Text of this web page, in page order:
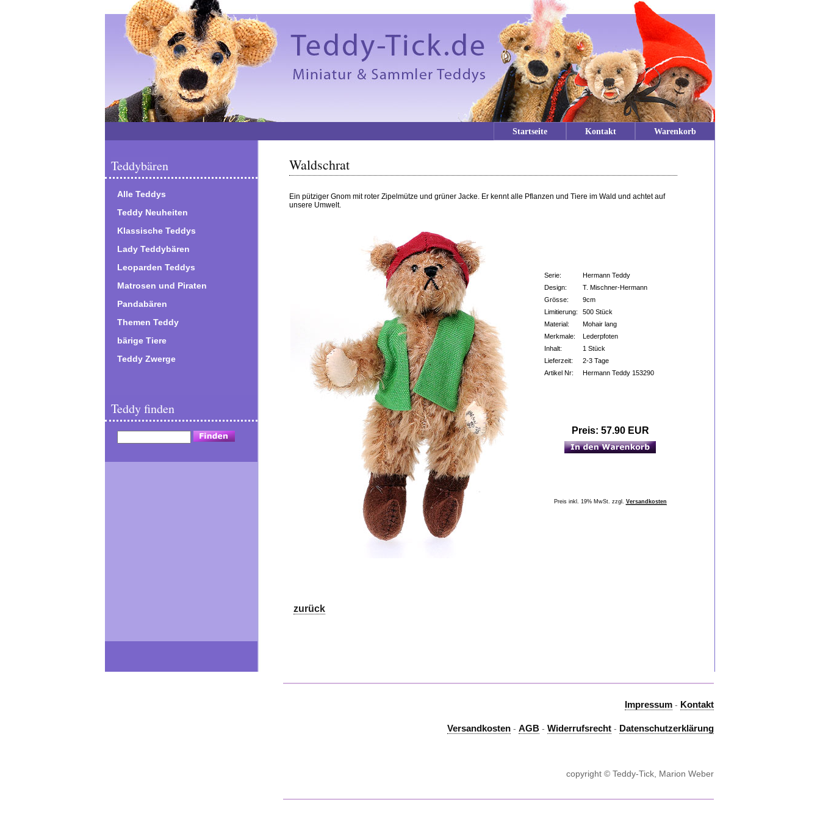
Warenkorb
Kontakt
Startseite
Teddybären
Alle Teddys
Teddy Neuheiten
Klassische Teddys
Lady Teddybären
Leoparden Teddys
Matrosen und Piraten
Pandabären
Themen Teddy
bärige Tiere
Teddy Zwerge
Teddy finden
Waldschrat
Ein pütziger Gnom mit roter Zipelmütze und grüner Jacke. Er kennt alle Pflanzen und Tiere im Wald und achtet auf
unsere Umwelt.
Serie:
Hermann Teddy
Design:
T. Mischner-Hermann
Grösse:
9cm
Limitierung:
500 Stück
Material:
Mohair lang
Merkmale:
Lederpfoten
Inhalt:
1 Stück
Lieferzeit:
2-3 Tage
Artikel Nr:
Hermann Teddy 153290
Preis: 57.90 EUR
Preis inkl. 19% MwSt. zzgl. Versandkosten
zurück
Impressum - Kontakt
Versandkosten - AGB - Widerrufsrecht - Datenschutzerklärung
copyright © Teddy-Tick, Marion Weber